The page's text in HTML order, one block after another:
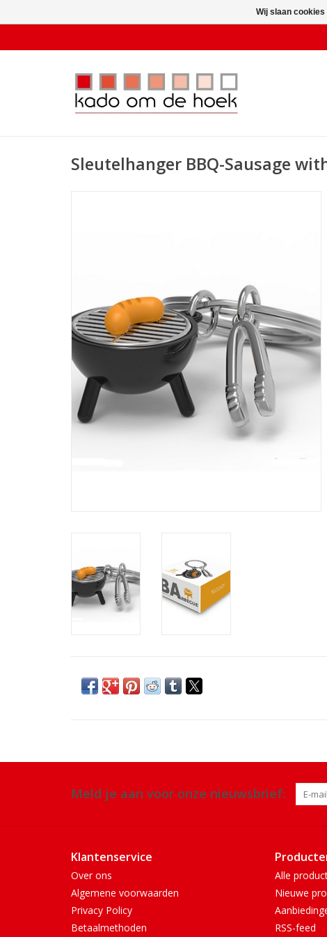
Sleutelhanger BBQ-Sausage
Meld je aan voor onze nieuwsbrief:
Klantenservice
Over ons
Algemene voorwaarden
Privacy Policy
Betaalmethoden
Alle
Nieuwe
RSS-feed
Wij slaan